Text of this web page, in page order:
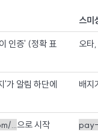
스미
인증' (정확 표 오타
'가 알림 하단에 배지
...으로 시작